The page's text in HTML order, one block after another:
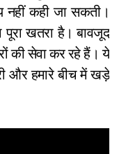
नहीं कही जा सकती।
खतरा है। बावजूद
की सेवा कर रहे हैं। ये
और हमारे बीच में खड़े